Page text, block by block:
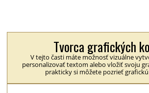
Tvorca grafických
V tejto časti máte možnosť vizuálne
personalizovať textom alebo vložiť svoju
prakticky si môžete pozrieť